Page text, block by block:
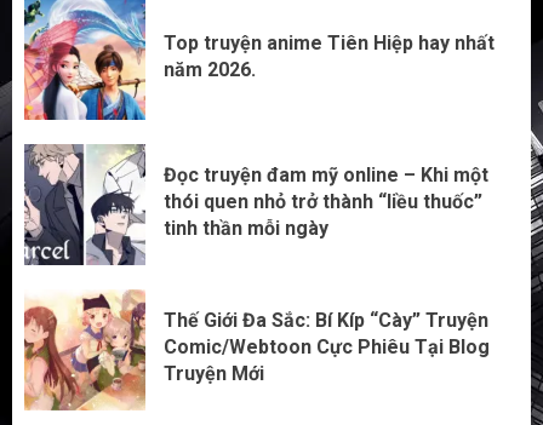
Top truyện anime Tiên Hiệp hay nhất
năm 2026.
Đọc truyện đam mỹ online – Khi một
thói quen nhỏ trở thành “liều thuốc”
tinh thần mỗi ngày
Thế Giới Đa Sắc: Bí Kíp “Cày” Truyện
Comic/Webtoon Cực Phiêu Tại Blog
Truyện Mới